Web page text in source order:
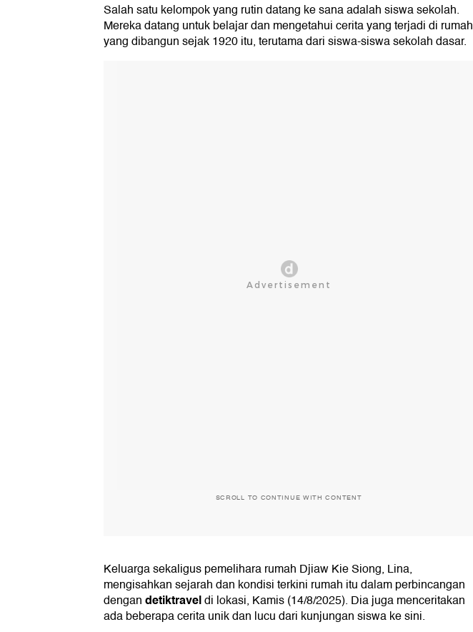
Salah satu kelompok yang rutin datang ke sana adalah siswa sekolah.
Mereka datang untuk belajar dan mengetahui cerita yang terjadi di rumah
yang dibangun sejak 1920 itu, terutama dari siswa-siswa sekolah dasar.
SCROLL TO CONTINUE WITH CONTENT
Keluarga sekaligus pemelihara rumah Djiaw Kie Siong, Lina,
mengisahkan sejarah dan kondisi terkini rumah itu dalam perbincangan
dengandetiktraveldi lokasi, Kamis (14/8/2025). Dia juga menceritakan
ada beberapa cerita unik dan lucu dari kunjungan siswa ke sini.